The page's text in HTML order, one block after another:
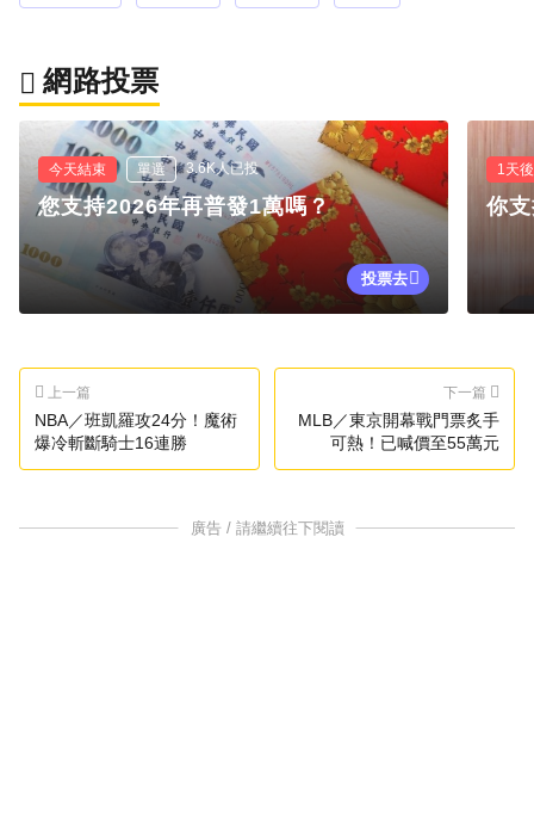
網路投票
今天結束 單選 3.6K人已投
您支持2026年再普發1萬嗎？
投票去
1天
你
上一篇
NBA／班凱羅攻24分！魔術
爆冷斬斷騎士16連勝
下一篇
MLB／東京開幕戰門票炙手
可熱！已喊價至55萬元
廣告 / 請繼續往下閱讀